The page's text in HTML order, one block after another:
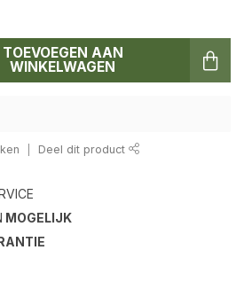
TOEVOEGEN AAN
WINKELWAGEN
Deel dit product
MOGELIJK